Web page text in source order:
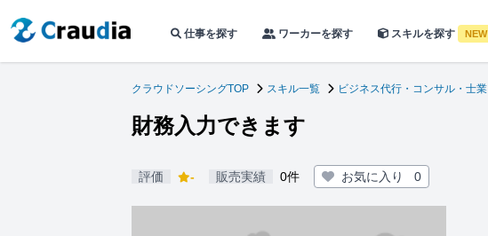
仕事を探す ワーカーを探す スキルを探す NEW
クラウドソーシングTOP スキル一覧 ビジネス代行・コンサル・士業
財務入力できます
評価 - 販売実績 0件 お気に入り 0